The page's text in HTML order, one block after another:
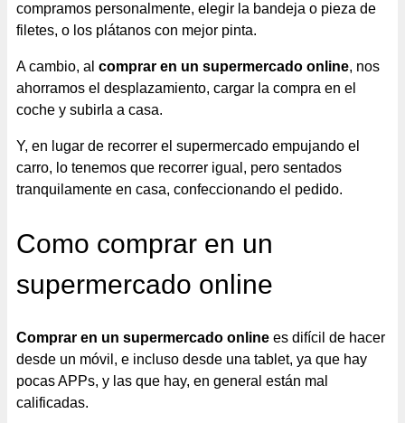
compramos personalmente, elegir la bandeja o pieza de
filetes, o los plátanos con mejor pinta.
A cambio, al comprar en un supermercado online, nos
ahorramos el desplazamiento, cargar la compra en el
coche y subirla a casa.
Y, en lugar de recorrer el supermercado empujando el
carro, lo tenemos que recorrer igual, pero sentados
tranquilamente en casa, confeccionando el pedido.
Como comprar en un
supermercado online
Comprar en un supermercado online es difícil de hacer
desde un móvil, e incluso desde una tablet, ya que hay
pocas APPs, y las que hay, en general están mal
calificadas.